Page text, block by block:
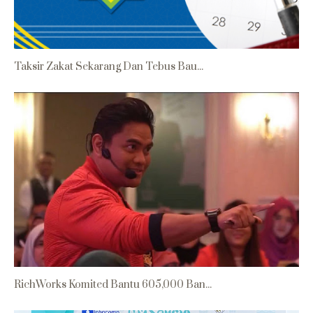
Taksir Zakat Sekarang Dan Tebus Bau...
RichWorks Komited Bantu 605,000 Ban...